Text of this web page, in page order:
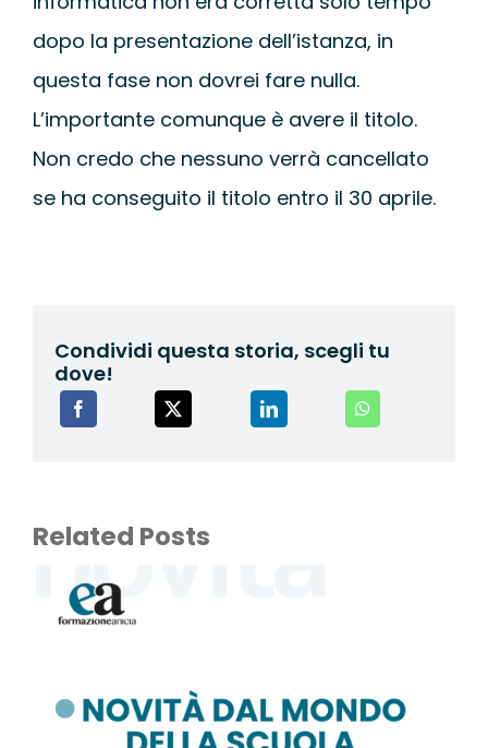
dopo la presentazione dell’istanza, in
questa fase non dovrei fare nulla.
L’importante comunque è avere il titolo.
Non credo che nessuno verrà cancellato
se ha conseguito il titolo entro il 30 aprile.
Condividi questa storia, scegli tu
dove!
Related Posts